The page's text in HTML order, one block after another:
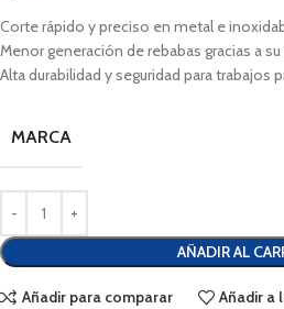
Corte rápido y preciso en metal e
Menor generación de rebabas gracias a
Alta durabilidad y seguridad para trabajos
MARCA
AÑADIR AL
Añadir para comparar Añadir a